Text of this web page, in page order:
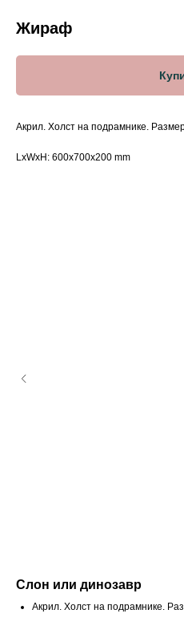
Жираф
Акрил. Холст на подрамнике.
LxWxH: 600x700x200 mm
Слон или динозавр
Акрил. Холст на подрамнике.